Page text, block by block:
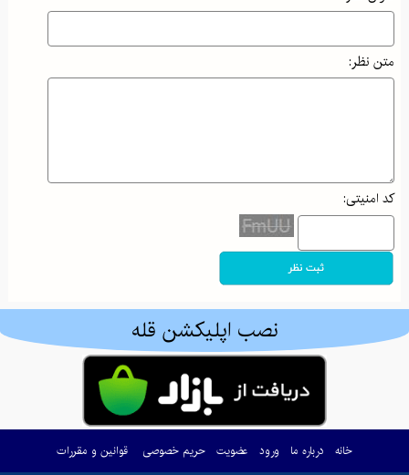
متن نظر:
کد امنیتی:
نصب اپلیکشن قله
خانه درباره ما ورود عضویت حریم خصوصی قوانین و مقررات